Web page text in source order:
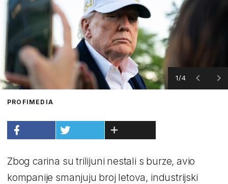
1/4
PROFIMEDIA
Zbog carina su trilijuni nestali s burze, avio
kompanije smanjuju broj letova, industrijski